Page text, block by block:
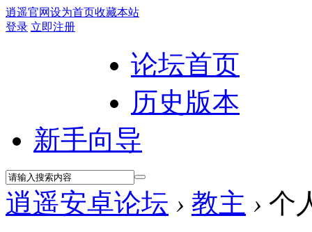
逍遥官网设为首页收藏本站
登录 立即注册
论坛首页
历史版本
新手向导
逍遥安卓论坛 › 教主 › 个